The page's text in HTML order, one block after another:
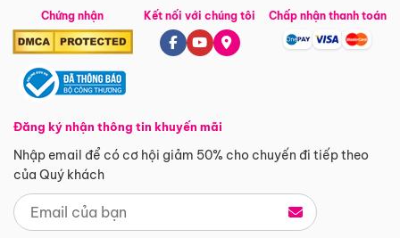
Chứng nhận
Đăng ký nhận thông tin khuyến mãi
Nhập email để có cơ hội giảm 50% cho chuyến đi tiếp theo
của Quý khách
Kết nối với chúng tôi Chấp nhận thanh toán